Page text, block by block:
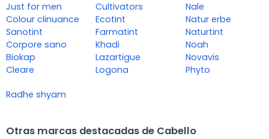
Just for men
Colour clinuance
Sanotint
Corpore sano
Biokap
Cleare
Cultivators
Ecotint
Farmatint
Khadi
Lazartigue
Logona
Nale
Natur erbe
Naturtint
Noah
Novavis
Phyto
Radhe shyam
Otras marcas destacadas de Cabello